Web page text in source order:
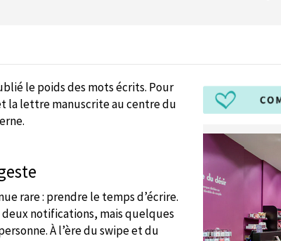
le poids des mots écrits. Pour
la lettre manuscrite au centre du
rare : prendre le temps d’écrire.
deux notifications, mais quelques
À l’ère du swipe et du